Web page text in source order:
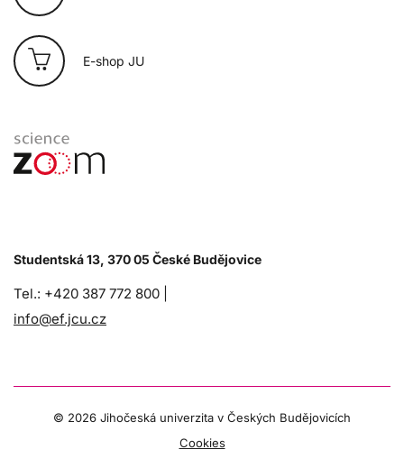
E-shop JU
Studentská 13, 370 05 České Budějovice
Tel.: +420 387 772 800 |
info@ef.jcu.cz
© 2026 Jihočeská univerzita v Českých Budějovicích
Cookies